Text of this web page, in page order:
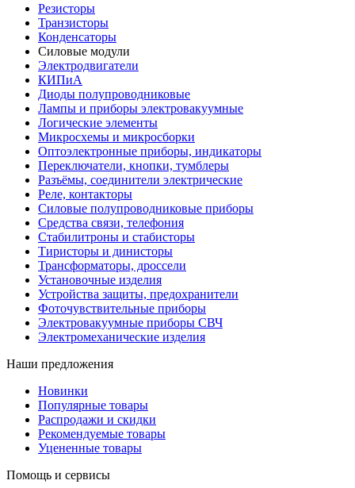
Резисторы
Транзисторы
Конденсаторы
Силовые модули
Электродвигатели
КИПиА
Диоды полупроводниковые
Лампы и приборы электровакуумные
Логические элементы
Микросхемы и микросборки
Оптоэлектронные приборы, индикаторы
Переключатели, кнопки, тумблеры
Разъёмы, соединители электрические
Реле, контакторы
Силовые полупроводниковые приборы
Средства связи, телефония
Стабилитроны и стабисторы
Тиристоры и динисторы
Трансформаторы, дроссели
Установочные изделия
Устройства защиты, предохранители
Фоточувствительные приборы
Электровакуумные приборы СВЧ
Электромеханические изделия
Наши предложения
Новинки
Популярные товары
Распродажи и скидки
Рекомендуемые товары
Уцененные товары
Помощь и сервисы